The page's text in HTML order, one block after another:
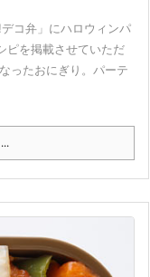
コ弁」にハロウィンパ
ピを掲載させていただ
ったおにぎり。パーテ